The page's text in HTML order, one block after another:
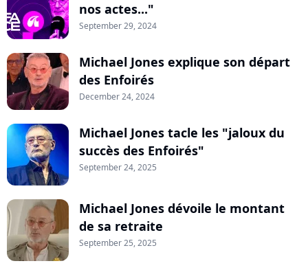
nos actes..."
September 29, 2024
Michael Jones explique son départ
des Enfoirés
December 24, 2024
Michael Jones tacle les "jaloux du
succès des Enfoirés"
September 24, 2025
Michael Jones dévoile le montant
de sa retraite
September 25, 2025